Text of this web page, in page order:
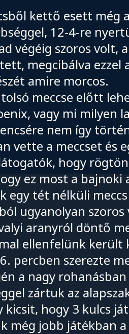
kettő esett még
12-4-re
végéig szoros volt,
megcibálva ezzel
amire morcos.
meccse előtt
vagy mi milyen
nem így
vette a meccset és
hogy
ez most a bajnoki
egy tét nélküli
ugyanolyan
aranyról döntő
ellenfelünk került
percben szerezte
a nagy
zártuk az
hogy 3 kulcs
még jobb játékban